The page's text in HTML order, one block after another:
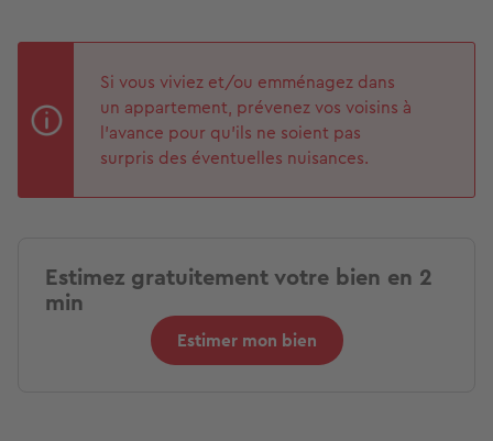
Si vous viviez et/ou emménagez dans
un appartement, prévenez vos voisins à
l’avance pour qu’ils ne soient pas
surpris des éventuelles nuisances.
Estimez gratuitement votre bien en 2
min
Estimer mon bien